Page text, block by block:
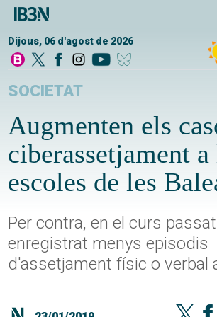
Dijous, 06 d'agost de 2026
SOCIETAT
Augmenten els
ciberassetjament a
escoles de les
Per contra, en el curs
enregistrat menys episodis
d'assetjament físic o verbal